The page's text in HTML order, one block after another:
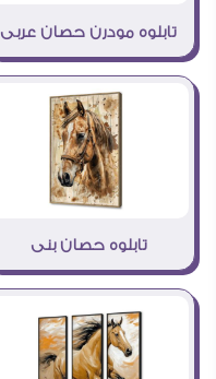
تابلوه مودرن حصان عربى
تابلوه حصان بنى